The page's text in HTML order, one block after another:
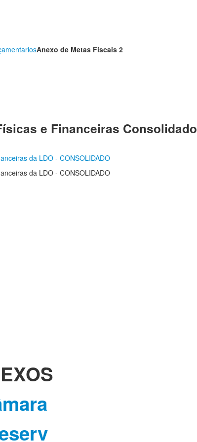
Anexo de Metas Fiscais 2
e Financeiras Consolidado
da LDO - CONSOLIDADO
da LDO - CONSOLIDADO